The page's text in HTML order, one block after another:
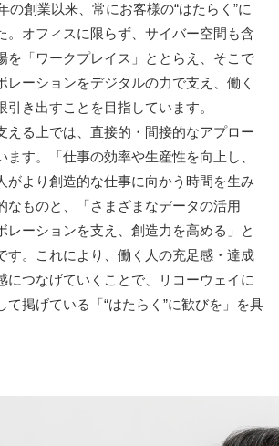
の創業以来、常にお客様の“はたらく”に
。オフィスに限らず、サイバー空間も含
を「ワークプレイス」ととらえ、そこで
レーションをデジタルの力で支え、働く
引き出すことを目指しています。
える上では、直接的・間接的なアプロー
ます。「仕事の効率や生産性を向上し、
がより創造的な仕事に向かう時間を生み
なものと、「さまざまなデータの活用
レーションを支え、創造力を高める」と
す。これにより、働く人の充足感・達成
につなげていくことで、リコーウェイに
て掲げている「“はたらく”に歓びを」を具